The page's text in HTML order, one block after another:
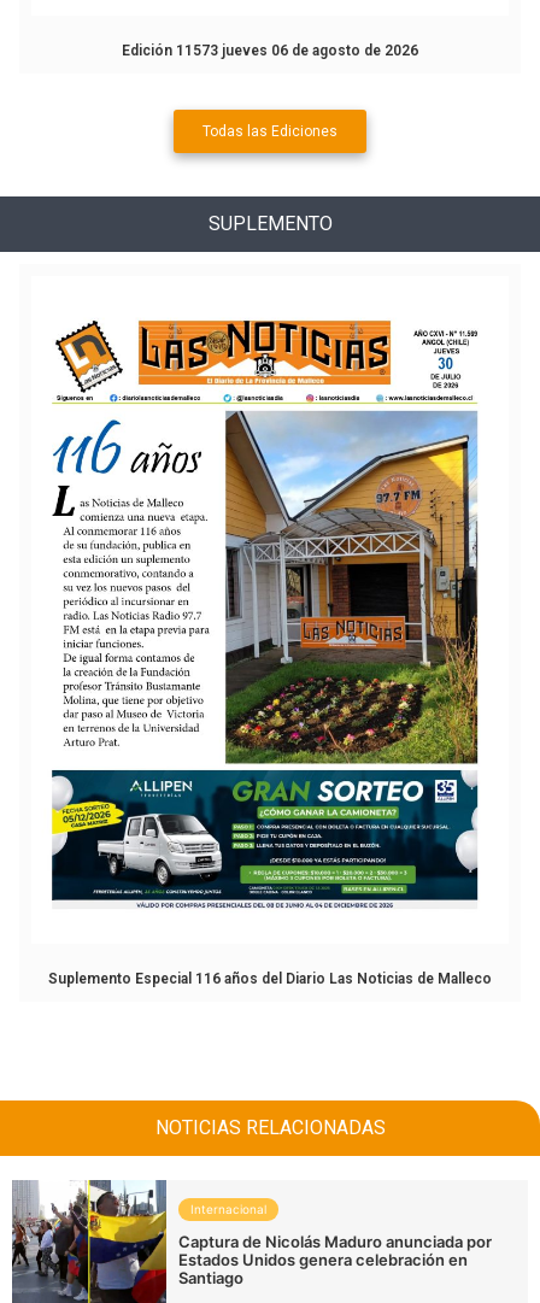
Edición 11573 jueves 06 de agosto de 2026
Todas las Ediciones
SUPLEMENTO
Suplemento Especial 116 años del Diario Las Noticias de Malleco
NOTICIAS RELACIONADAS
Internacional
Captura de Nicolás Maduro anunciada por
Estados Unidos genera celebración en
Santiago